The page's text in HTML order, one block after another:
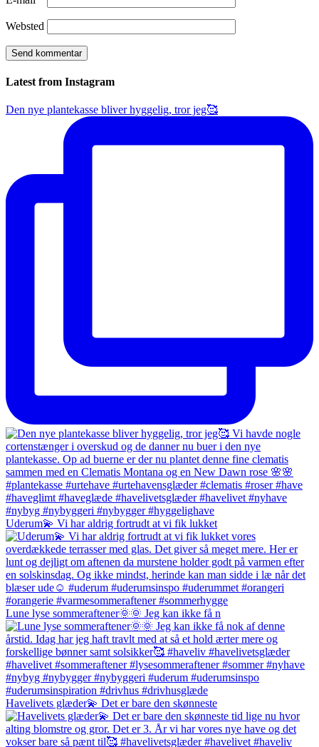
Websted
Latest from Instagram
Den nye plantekasse bliver hyggelig, tror jeg🥰
Uderum💫 Vi har aldrig fortrudt at vi fik lukket
Lune lyse sommeraftener🌞🌞 Jeg kan ikke få n
Havelivets glæder💫 Det er bare den skønneste